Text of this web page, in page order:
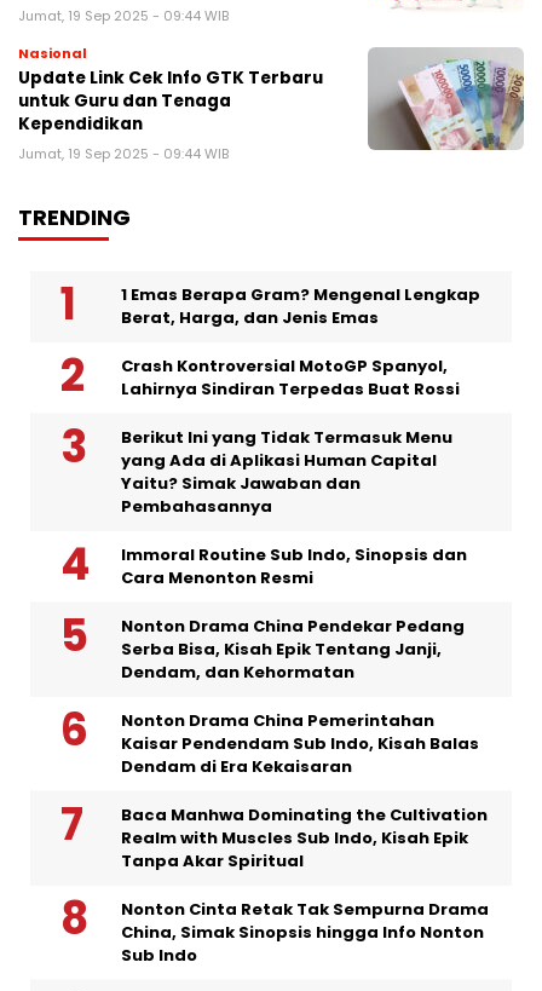
Jumat, 19 Sep 2025 - 09:44 WIB
Nasional
Update Link Cek Info GTK Terbaru
untuk Guru dan Tenaga
Kependidikan
Jumat, 19 Sep 2025 - 09:44 WIB
TRENDING
1 Emas Berapa Gram? Mengenal Lengkap
Berat, Harga, dan Jenis Emas
Crash Kontroversial MotoGP Spanyol,
Lahirnya Sindiran Terpedas Buat Rossi
Berikut Ini yang Tidak Termasuk Menu
yang Ada di Aplikasi Human Capital
Yaitu? Simak Jawaban dan
Pembahasannya
Immoral Routine Sub Indo, Sinopsis dan
Cara Menonton Resmi
Nonton Drama China Pendekar Pedang
Serba Bisa, Kisah Epik Tentang Janji,
Dendam, dan Kehormatan
Nonton Drama China Pemerintahan
Kaisar Pendendam Sub Indo, Kisah Balas
Dendam di Era Kekaisaran
Baca Manhwa Dominating the Cultivation
Realm with Muscles Sub Indo, Kisah Epik
Tanpa Akar Spiritual
Nonton Cinta Retak Tak Sempurna Drama
China, Simak Sinopsis hingga Info Nonton
Sub Indo